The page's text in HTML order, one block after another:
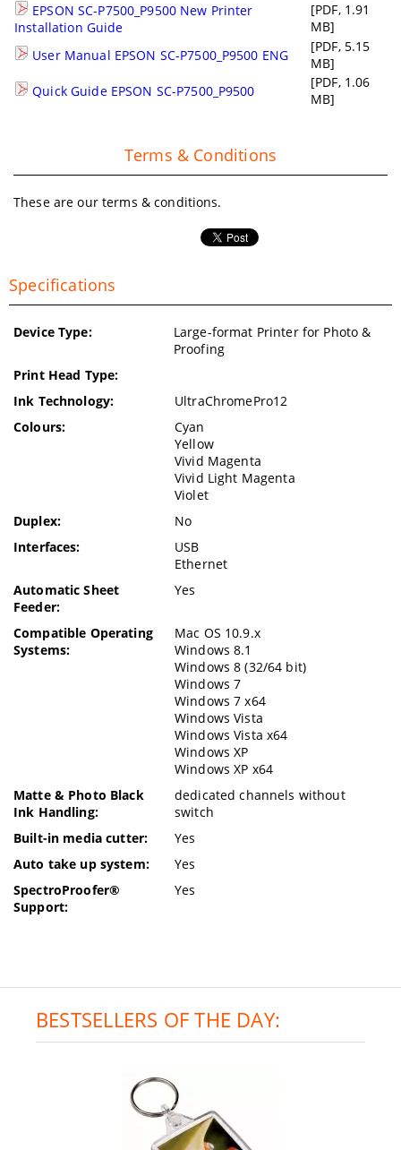
EPSON SC-P7500_P9500 New Printer
Installation Guide
[PDF, 1.91
MB]
User Manual EPSON SC-P7500_P9500 ENG
[PDF, 5.15
MB]
Quick Guide EPSON SC-P7500_P9500
[PDF, 1.06
MB]
Terms & Conditions
These are our terms & conditions.
Specifications
Device Type:
Large-format Printer for Photo &
Proofing
Print Head Type:
Ink Technology:
UltraChromePro12
Colours:
Cyan
Yellow
Vivid Magenta
Vivid Light Magenta
Violet
Duplex:
No
Interfaces:
USB
Ethernet
Automatic Sheet
Feeder:
Yes
Compatible Operating
Systems:
Mac OS 10.9.x
Windows 8.1
Windows 8 (32/64 bit)
Windows 7
Windows 7 x64
Windows Vista
Windows Vista x64
Windows XP
Windows XP x64
Matte & Photo Black
Ink Handling:
dedicated channels without
switch
Built-in media cutter:
Yes
Auto take up system:
Yes
SpectroProofer®
Support:
Yes
BESTSELLERS OF THE DAY: